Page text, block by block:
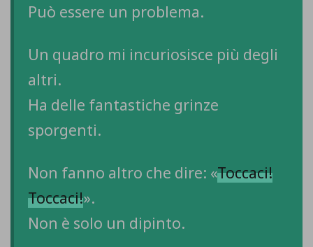
Può essere un problema.
Un quadro mi incuriosisce più degli
altri.
Ha delle fantastiche grinze
sporgenti.
Non fanno altro che dire: «Toccaci!
Toccaci!».
Non è solo un dipinto.